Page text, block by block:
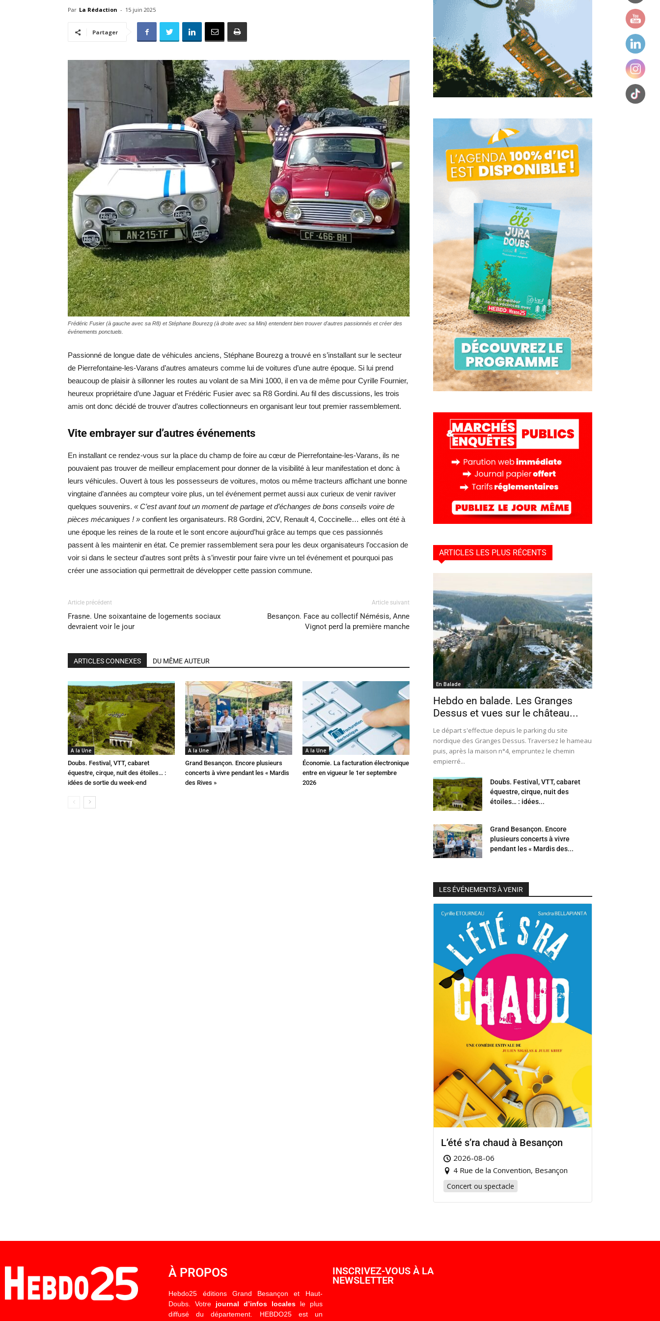
l'info
locale
–
Hebdo25
Par La Rédaction - 15 juin 2025
Partager
Frédéric Fusier (à gauche avec sa R8) et Stéphane Bourezg (à droite avec sa Mini) entendent bien trouver d'autres passionnés et créer des
événements ponctuels.
Passionné de longue date de véhicules anciens, Stéphane Bourezg a trouvé en s’installant sur le secteur
de Pierrefontaine-les-Varans d’autres amateurs comme lui de voitures d’une autre époque. Si lui prend
beaucoup de plaisir à sillonner les routes au volant de sa Mini 1000, il en va de même pour Cyrille Fournier,
heureux propriétaire d’une Jaguar et Frédéric Fusier avec sa R8 Gordini. Au fil des discussions, les trois
amis ont donc décidé de trouver d’autres collectionneurs en organisant leur tout premier rassemblement.
Vite embrayer sur d’autres événements
En installant ce rendez-vous sur la place du champ de foire au cœur de Pierrefontaine-les-Varans, ils ne
pouvaient pas trouver de meilleur emplacement pour donner de la visibilité à leur manifestation et donc à
leurs véhicules. Ouvert à tous les possesseurs de voitures, motos ou même tracteurs affichant une bonne
vingtaine d’années au compteur voire plus, un tel événement permet aussi aux curieux de venir raviver
quelques souvenirs. « C’est avant tout un moment de partage et d’échanges de bons conseils voire de
pièces mécaniques ! » confient les organisateurs. R8 Gordini, 2CV, Renault 4, Coccinelle… elles ont été à
une époque les reines de la route et le sont encore aujourd’hui grâce au temps que ces passionnés
passent à les maintenir en état. Ce premier rassemblement sera pour les deux organisateurs l’occasion de
voir si dans le secteur d’autres sont prêts à s’investir pour faire vivre un tel événement et pourquoi pas
créer une association qui permettrait de développer cette passion commune.
Article précédent
Frasne. Une soixantaine de logements sociaux
devraient voir le jour
Article suivant
Besançon. Face au collectif Némésis, Anne
Vignot perd la première manche
ARTICLES CONNEXES DU MÊME AUTEUR
A la Une
Doubs. Festival, VTT, cabaret
équestre, cirque, nuit des étoiles… :
idées de sortie du week-end
A la Une
Grand Besançon. Encore plusieurs
concerts à vivre pendant les « Mardis
des Rives »
A la Une
Économie. La facturation électronique
entre en vigueur le 1er septembre
2026
ARTICLES LES PLUS RÉCENTS
En Balade
Hebdo en balade. Les Granges
Dessus et vues sur le château...
Le départ s'effectue depuis le parking du site
nordique des Granges Dessus. Traversez le hameau
puis, après la maison n°4, empruntez le chemin
empierré...
Doubs. Festival, VTT, cabaret
équestre, cirque, nuit des
étoiles… : idées...
Grand Besançon. Encore
plusieurs concerts à vivre
pendant les « Mardis des...
LES ÉVÉNEMENTS À VENIR
L’été s’ra chaud à Besançon
2026-08-06
4 Rue de la Convention, Besançon
Concert ou spectacle
À PROPOS
Hebdo25 éditions Grand Besançon et Haut-
Doubs. Votre journal d’infos localesle plus
diffusé du département. HEBDO25 est un
INSCRIVEZ-VOUS À LA
NEWSLETTER